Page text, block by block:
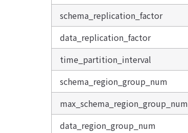
schema_replication_factor
data_replication_factor
time_partition_interval
schema_region_group_num
max_schema_region_group_num
data_region_group_num